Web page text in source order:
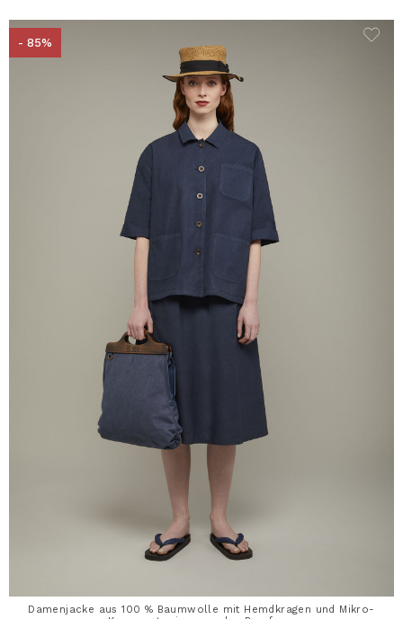
- 85%
Damenjacke aus 100 % Baumwolle mit Hemdkragen und Mikro-